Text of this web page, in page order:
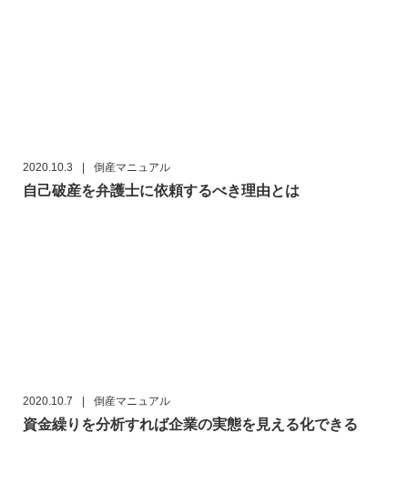
2020.10.3 | 倒産マニュアル
自己破産を弁護士に依頼するべき理由とは
2020.10.7 | 倒産マニュアル
資金繰りを分析すれば企業の実態を見える化できる